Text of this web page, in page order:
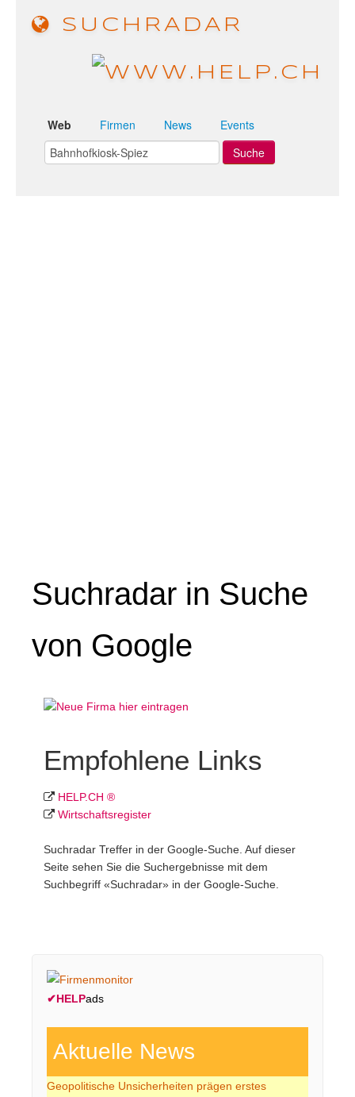
SUCHRADAR
Web Firmen News Events
Suchradar in Suche
von Google
Empfohlene Links
HELP.CH ®
Wirtschafts­register
Suchradar Treffer in der Google-Suche. Auf dieser
Seite sehen Sie die Suchergebnisse mit dem
Suchbegriff «Suchradar» in der Google-Suche.
✔HELPads
Aktuelle News
Geopolitische Unsicherheiten prägen erstes